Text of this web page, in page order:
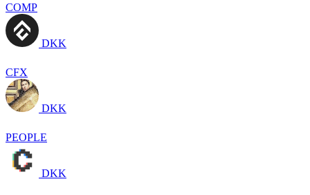
COMP
DKK
CFX
DKK
PEOPLE
DKK